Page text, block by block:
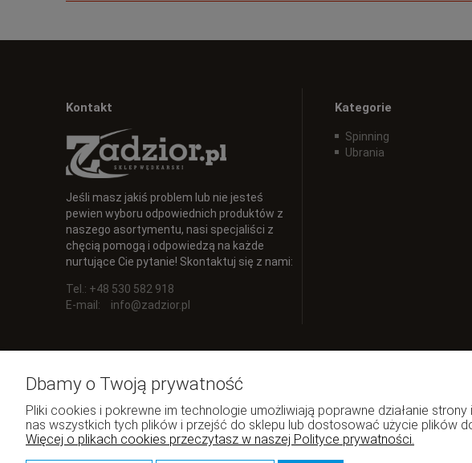
Kontakt
Jeśli masz jakiś problem lub nie jesteś
pewien wyboru odpowiednich produktów z
naszego asortymentu, nasi specjaliści z
chęcią pomogą i odpowiedzą na każde
nurtujące Cie pytanie! Skontaktuj się z nami:
Tel.: +48 530 582 918
E-mail:
info@zadzior.pl
Kategorie
Spinning
Ubrania
Dbamy o Twoją prywatność
Pliki cookies i pokrewne im technologie umożliwiają poprawne działanie
nas wszystkich tych plików i przejść do sklepu lub dostosować użycie plików
Więcej o plikach cookies przeczytasz w naszej Polityce prywatności.